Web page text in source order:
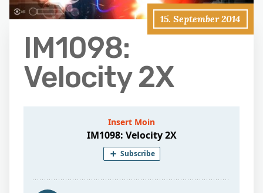
15. September 2014
IM1098:
Velocity 2X